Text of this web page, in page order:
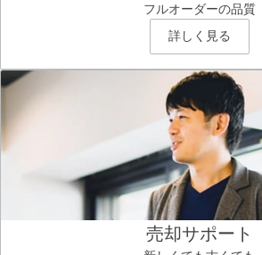
フルオーダーの品質
詳しく見る
売却サポート